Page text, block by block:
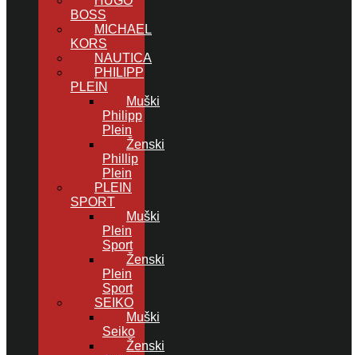
BOSS
MICHAEL
KORS
NAUTICA
PHILIPP
PLEIN
Muški
Philipp
Plein
Ženski
Phillip
Plein
PLEIN
SPORT
Muški
Plein
Sport
Ženski
Plein
Sport
SEIKO
Muški
Seiko
Ženski